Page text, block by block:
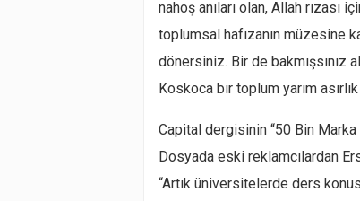
nahoş anıları olan, Allah rızası
toplumsal hafızanın müzesine
dönersiniz. Bir de bakmışsınız
Koskoca bir toplum yarım
Capital dergisinin “50 Bin Marka
Dosyada eski reklamcılardan
“Artık üniversitelerde ders